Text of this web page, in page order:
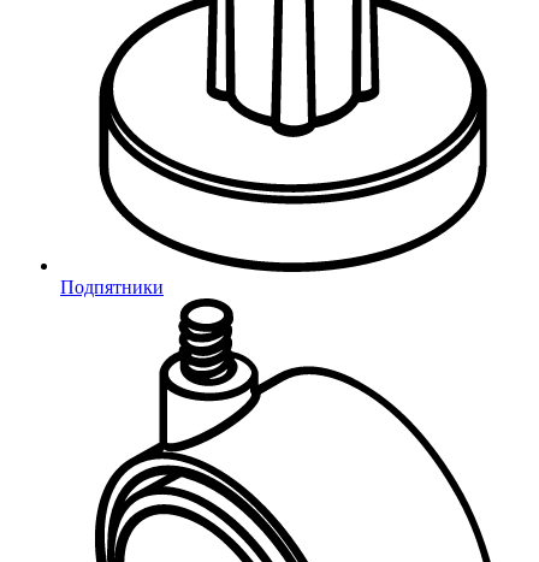
Подпятники
Подтверждение телефона
Введите 4-значный код из СМС
Не получили код?
Отправить код повторно